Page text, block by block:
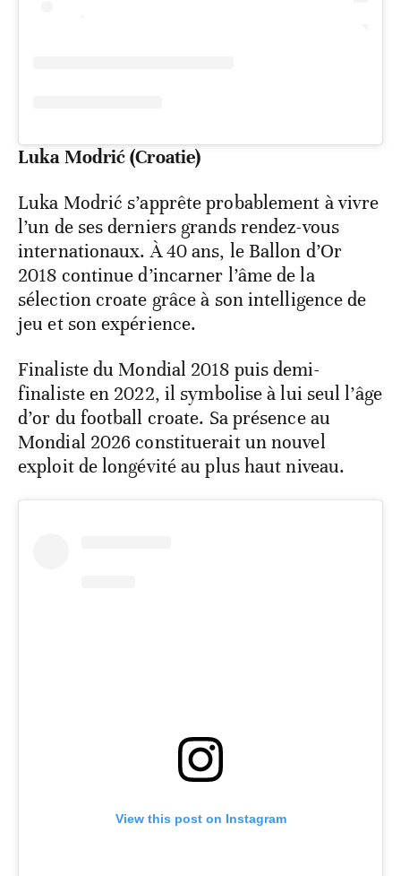
Luka Modrić (Croatie)
Luka Modrić s’apprête probablement à vivre
l’un de ses derniers grands rendez-vous
internationaux. À 40 ans, le Ballon d’Or
2018 continue d’incarner l’âme de la
sélection croate grâce à son intelligence de
jeu et son expérience.
Finaliste du Mondial 2018 puis demi-
finaliste en 2022, il symbolise à lui seul l’âge
d’or du football croate. Sa présence au
Mondial 2026 constituerait un nouvel
exploit de longévité au plus haut niveau.
View this post on Instagram